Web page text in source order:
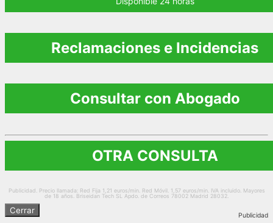
Reclamaciones e Incidencias
Consultar con Abogado
OTRA CONSULTA
Publicidad. Precio llamada: Red Fija 1,21 euros/min. Red Móvil. 1,57 euros/min. IVA incluido. Mayores
de 18 años. Briseidan Tech SL Apdo. de Correos 78002 Madrid 28032.
Publicidad
Cerrar